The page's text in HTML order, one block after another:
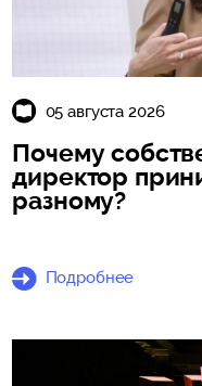
05 августа 2026
Почему
директор
разному?
Подробнее